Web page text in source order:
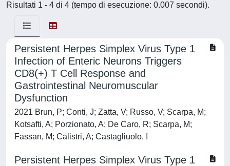
Risultati 1 - 4 di 4 (tempo di esecuzione: 0.007 secondi).
Persistent Herpes Simplex Virus Type 1
Infection of Enteric Neurons Triggers
CD8(+) T Cell Response and
Gastrointestinal Neuromuscular
Dysfunction
2021 Brun, P; Conti, J; Zatta, V; Russo, V; Scarpa, M;
Kotsafti, A; Porzionato, A; De Caro, R; Scarpa, M;
Fassan, M; Calistri, A; Castagliuolo, I
Persistent Herpes Simplex Virus Type 1